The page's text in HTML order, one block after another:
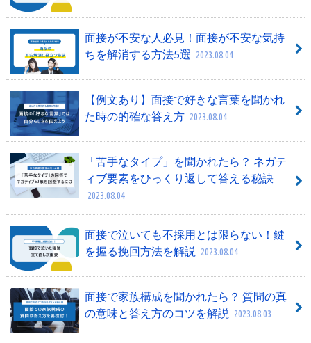
面接が不安な人必見！面接が不安な気持
ちを解消する方法5選 2023.08.04
【例文あり】面接で好きな言葉を聞かれ
た時の的確な答え方 2023.08.04
「苦手なタイプ」を聞かれたら？ ネガテ
ィブ要素をひっくり返して答える秘訣
2023.08.04
面接で泣いても不採用とは限らない！鍵
を握る挽回方法を解説
2023.08.04
面接で家族構成を聞かれたら？ 質問の真
の意味と答え方のコツを解説
2023.08.03